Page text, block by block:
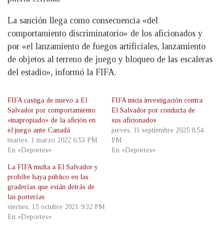
La sanción llega como consecuencia «del
comportamiento discriminatorio» de los aficionados y
por «el lanzamiento de fuegos artificiales, lanzamiento
de objetos al terreno de juego y bloqueo de las escaleras
del estadio», informó la FIFA.
FIFA castiga de nuevo a El
Salvador por comportamiento
«inapropiado» de la afición en
el juego ante Canadá
martes, 1 marzo 2022 6:53 PM
En «Deportes»
FIFA inicia investigación contra
El Salvador por conducta de
sus aficionados
jueves, 11 septiembre 2025 8:54
PM
En «Deportes»
La FIFA multa a El Salvador y
prohíbe haya público en las
graderías que están detrás de
las porterías
viernes, 15 octubre 2021 9:32 PM
En «Deportes»